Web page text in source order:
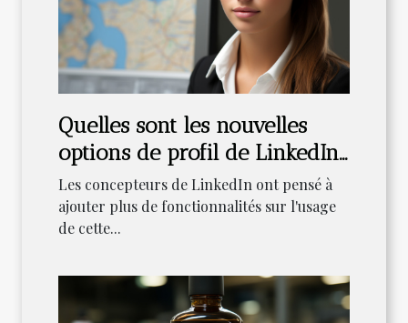
Quelles sont les nouvelles
options de profil de LinkedIn
?
Les concepteurs de LinkedIn ont pensé à
ajouter plus de fonctionnalités sur l'usage
de cette...